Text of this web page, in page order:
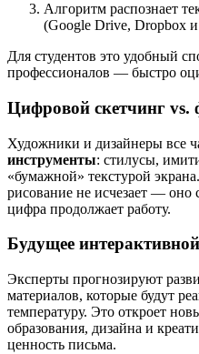
Алгоритм распознает
(Google Drive, Dropbox
Для студентов это удобный
профессионалов — быстро
Цифровой скетчинг vs.
Художники и дизайнеры все
инструменты: стилусы,
«бумажной» текстурой
рисование не исчезает — оно
цифра продолжает работу.
Будущее
Эксперты прогнозируют
материалов, которые будут
температуру. Это откроет
образования, дизайна и
ценность письма.